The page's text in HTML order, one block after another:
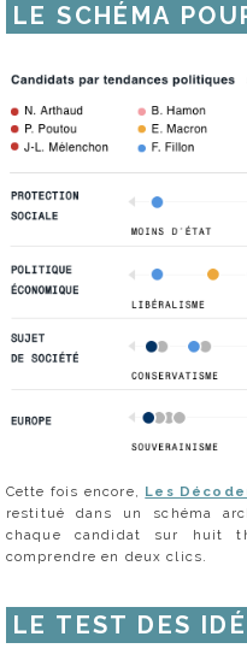
LE SCHÉMA
Cette fois encore, Les
restitué dans un schéma
chaque candidat sur huit
comprendre en deux clics.
LE TEST DES